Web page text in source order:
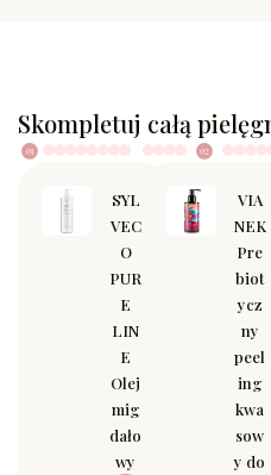
Skompletuj całą
SYL
VEC
O
PUR
E
LIN
E
Olej
mig
dało
wy
VIA
NEK
Pre
biot
ycz
ny
peel
ing
kwa
sow
y do